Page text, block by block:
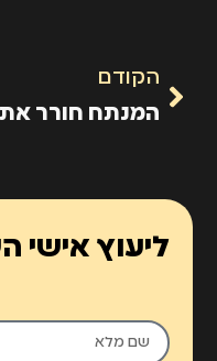
הקודם
ליעוץ אישי